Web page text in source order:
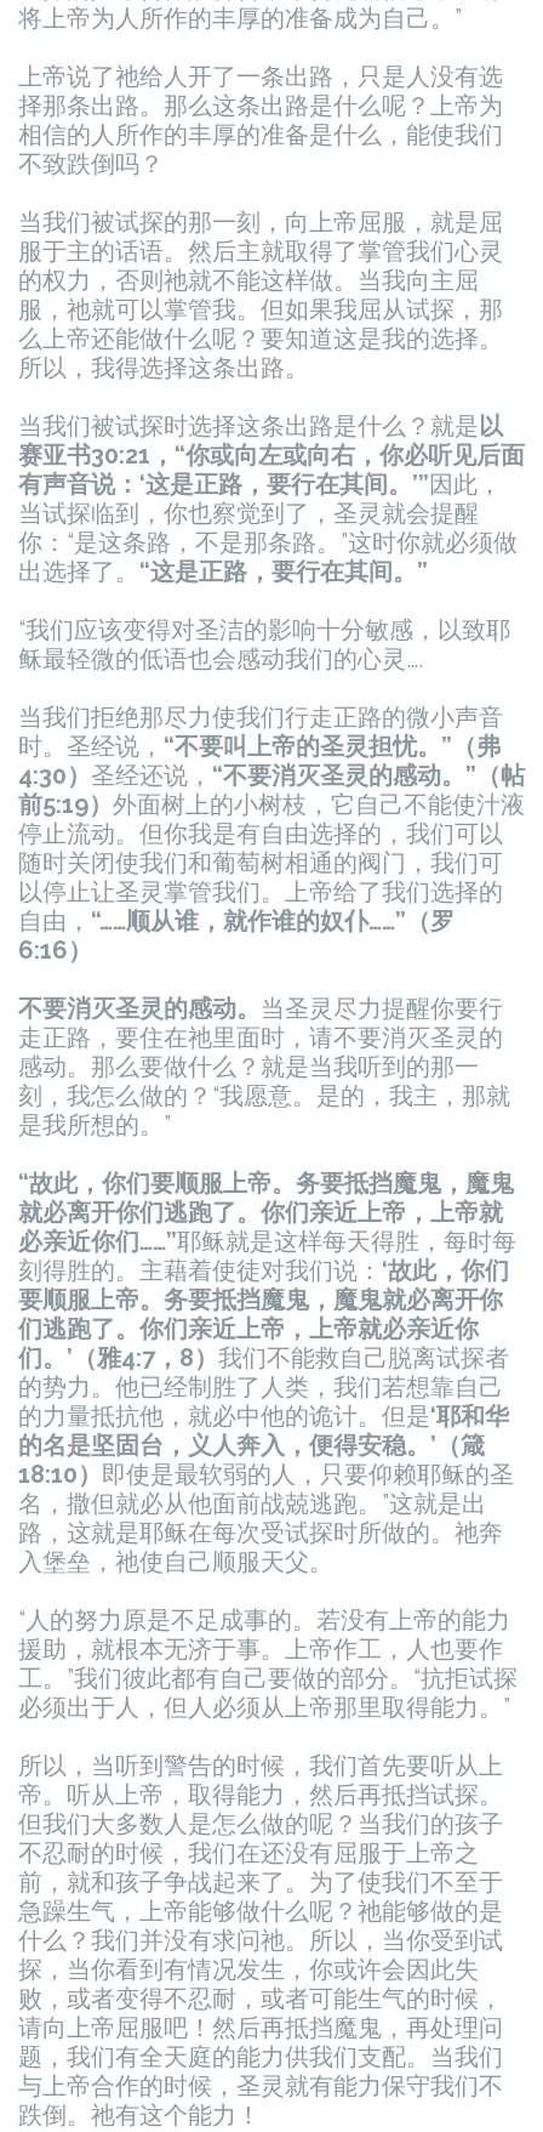
将上帝为人所作的丰厚的准备成为自己。”
上帝说了祂给人开了一条出路，只是人没有选
择那条出路。 那么这条出路是什么呢？上帝为
相信的人所作的丰厚的准备是什么，能使我们
不致跌倒吗？
当我们被试探的那一刻，向上帝屈服，就是屈
服于主的话语。然后主就取得了掌管我们心灵
的权力，否则祂就不能这样做。当我向主屈
服，祂就可以掌管我。但如果我屈从试探，那
么上帝还能做什么呢？要知道这是我的选择。
所以，我得选择这条出路。
当我们被试探时选择这条出路是什么？就是以
赛亚书30:21，“你或向左或向右，你必听见后面
有声音说：‘这是正路，要行在其间。’”因此，
当试探临到，你也察觉到了，圣灵就会提醒
你：“是这条路，不是那条路。”这时你就必须做
出选择了。 “这是正路，要行在其间。”
“我们应该变得对圣洁的影响十分敏感，以致耶
稣最轻微的低语也会感动我们的心灵….
当我们拒绝那尽力使我们行走正路的微小声音
时。圣经说， “不要叫上帝的圣灵担忧。”（弗
4:30） 圣经还说， “不要消灭圣灵的感动。”（帖
前5:19） 外面树上的小树枝，它自己不能使汁液
停止流动。但你我是有自由选择的，我们可以
随时关闭使我们和葡萄树相通的阀门，我们可
以停止让圣灵掌管我们。上帝给了我们选择的
自由， “……顺从谁，就作谁的奴仆……”（罗
6:16）
不要消灭圣灵的感动。 当圣灵尽力提醒你要行
走正路，要住在祂里面时，请不要消灭圣灵的
感动。那么要做什么？就是当我听到的那一
刻，我怎么做的？“我愿意。是的，我主，那就
是我所想的。”
“故此，你们要顺服上帝。务要抵挡魔鬼，魔鬼
就必离开你们逃跑了。你们亲近上帝，上帝就
必亲近你们……”耶稣就是这样每天得胜，每时每
刻得胜的。 主藉着使徒对我们说： ‘故此，你们
要顺服上帝。务要抵挡魔鬼，魔鬼就必离开你
们逃跑了。你们亲近上帝，上帝就必亲近你
们。’（雅4:7，8） 我们不能救自己脱离试探者
的势力。他已经制胜了人类，我们若想靠自己
的力量抵抗他，就必中他的诡计。但是‘耶和华
的名是坚固台，义人奔入，便得安稳。’（箴
18:10） 即使是最软弱的人，只要仰赖耶稣的圣
名，撒但就必从他面前战兢逃跑。”这就是出
路，这就是耶稣在每次受试探时所做的。祂奔
入堡垒，祂使自己顺服天父。
“人的努力原是不足成事的。若没有上帝的能力
援助，就根本无济于事。上帝作工，人也要作
工。”我们彼此都有自己要做的部分。“抗拒试探
必须出于人，但人必须从上帝那里取得能力。”
所以，当听到警告的时候，我们首先要听从上
帝。听从上帝，取得能力，然后再抵挡试探。
但我们大多数人是怎么做的呢？当我们的孩子
不忍耐的时候，我们在还没有屈服于上帝之
前，就和孩子争战起来了。为了使我们不至于
急躁生气，上帝能够做什么呢？祂能够做的是
什么？我们并没有求问祂。 所以，当你受到试
探，当你看到有情况发生，你或许会因此失
败，或者变得不忍耐，或者可能生气的时候，
请向上帝屈服吧！然后再抵挡魔鬼，再处理问
题，我们有全天庭的能力供我们支配。当我们
与上帝合作的时候，圣灵就有能力保守我们不
跌倒。祂有这个能力！